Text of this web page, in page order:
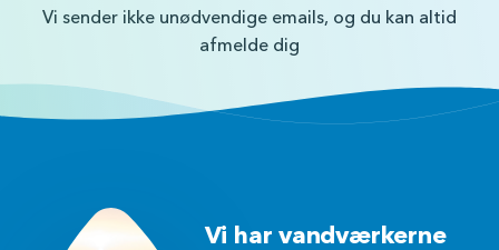
Vi sender ikke unødvendige emails, og du kan altid
afmelde dig
Vi har vandværkerne